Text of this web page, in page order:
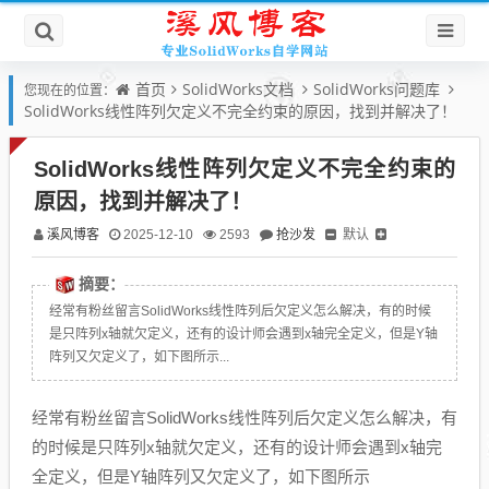
您现在的位置： 首页 SolidWorks文档
SolidWorks问题库
SolidWorks线性阵列欠定义不完全约束的原因，找到并解决了！
SolidWorks线性阵列欠定义不完全约束的
原因，找到并解决了！
溪风博客 2025-12-10 2593 抢沙发 默认
摘要：
经常有粉丝留言SolidWorks线性阵列后欠定义怎么解决，有的时候
是只阵列x轴就欠定义，还有的设计师会遇到x轴完全定义，但是Y轴
阵列又欠定义了，如下图所示...
经常有粉丝留言SolidWorks线性阵列后欠定义怎么解决，有
的时候是只阵列x轴就欠定义，还有的设计师会遇到x轴完
全定义，但是Y轴阵列又欠定义了，如下图所示